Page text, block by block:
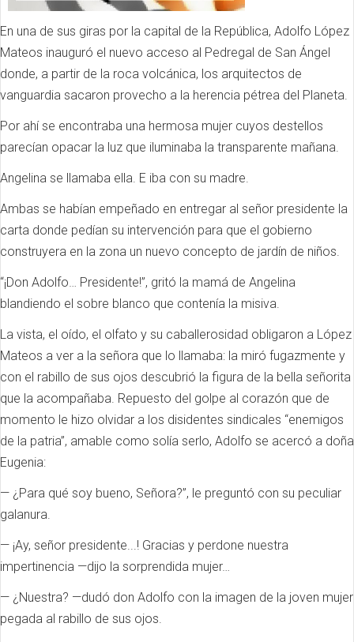
En una de sus giras por la capital de la República, Adolfo López
Mateos inauguró el nuevo acceso al Pedregal de San Ángel
donde, a partir de la roca volcánica, los arquitectos de
vanguardia sacaron provecho a la herencia pétrea del Planeta.
Por ahí se encontraba una hermosa mujer cuyos destellos
parecían opacar la luz que iluminaba la transparente mañana.
Angelina se llamaba ella. E iba con su madre.
Ambas se habían empeñado en entregar al señor presidente la
carta donde pedían su intervención para que el gobierno
construyera en la zona un nuevo concepto de jardín de niños.
“¡Don Adolfo… Presidente!”, gritó la mamá de Angelina
blandiendo el sobre blanco que contenía la misiva.
La vista, el oído, el olfato y su caballerosidad obligaron a López
Mateos a ver a la señora que lo llamaba: la miró fugazmente y
con el rabillo de sus ojos descubrió la figura de la bella señorita
que la acompañaba. Repuesto del golpe al corazón que de
momento le hizo olvidar a los disidentes sindicales “enemigos
de la patria”, amable como solía serlo, Adolfo se acercó a doña
Eugenia:
— ¿Para qué soy bueno, Señora?”, le preguntó con su peculiar
galanura.
— ¡Ay, señor presidente...! Gracias y perdone nuestra
impertinencia —dijo la sorprendida mujer…
— ¿Nuestra? —dudó don Adolfo con la imagen de la joven mujer
pegada al rabillo de sus ojos.